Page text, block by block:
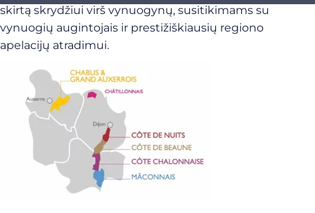
skirtą skrydžiui virš vynuogynų, susitikimams su
vynuogių augintojais ir prestižiškiausių regiono
apelacijų atradimui.